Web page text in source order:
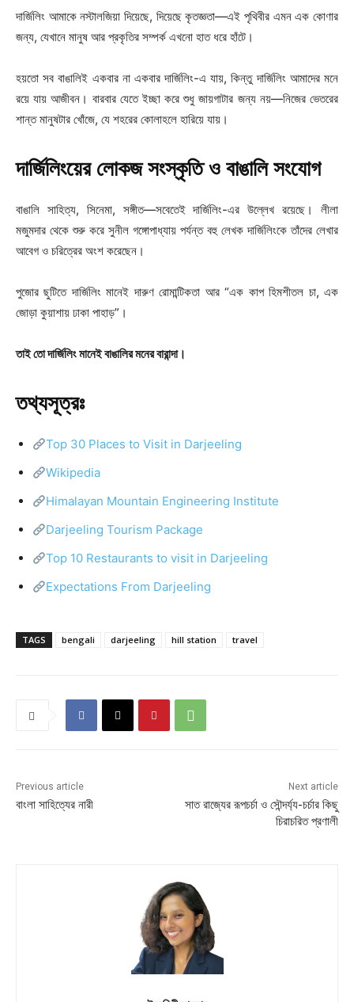
দার্জিলিং আমাকে নস্টালজিয়া দিয়েছে, দিয়েছে কৃতজ্ঞতা—এই পৃথিবীর এমন এক কোণার
জন্য, যেখানে মানুষ আর প্রকৃতির সম্পর্ক এখনো হাত ধরে হাঁটে।
হয়তো সব বাঙালিই একবার না একবার দার্জিলিং-এ যায়, কিন্তু দার্জিলিং আমাদের মনে
রয়ে যায় আজীবন। বারবার যেতে ইচ্ছা করে শুধু জায়গাটার জন্য নয়—নিজের ভেতরের
শান্ত মানুষটার খোঁজে, যে শহরের কোলাহলে হারিয়ে যায়।
দার্জিলিংয়ের লোকজ সংস্কৃতি ও বাঙালি সংযোগ
বাঙালি সাহিত্য, সিনেমা, সঙ্গীত—সবেতেই দার্জিলিং-এর উল্লেখ রয়েছে। লীলা
মজুমদার থেকে শুরু করে সুনীল গঙ্গোপাধ্যায় পর্যন্ত বহু লেখক দার্জিলিংকে তাঁদের লেখার
আবেগ ও চরিত্রের অংশ করেছেন।
পুজোর ছুটিতে দার্জিলিং মানেই দারুণ রোমান্টিকতা আর “এক কাপ হিমশীতল চা, এক
জোড়া কুয়াশায় ঢাকা পাহাড়”।
তাই তো দার্জিলিং মানেই বাঙালির মনের বারান্দা।
তথ্যসূত্রঃ
Top 30 Places to Visit in Darjeeling
Wikipedia
Himalayan Mountain Engineering Institute
Darjeeling Tourism Package
Top 10 Restaurants to visit in Darjeeling
Expectations From Darjeeling
TAGS bengali darjeeling hill station travel
Previous article
বাংলা সাহিত্যের নারী
Next article
সাত রাজ্যের রূপচর্চা ও সৌন্দর্য্য-চর্চার কিছু
চিরাচরিত প্রণালী